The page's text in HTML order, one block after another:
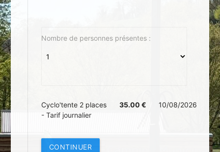
Nombre de personnes présentes :
Cyclo'tente 2 places
- Tarif journalier
35.00 € 10/08/2026
CONTINUER